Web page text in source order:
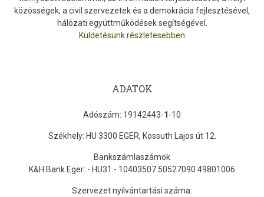
közösségek, a civil szervezetek és a demokrácia fejlesztésével,
hálózati együttműködések segítségével.
Küldetésünk részletesebben
ADATOK
Adószám: 19142443-1 -10
Székhely: HU 3300 EGER, Kossuth Lajos út 12.
Bankszámlaszámok
K&H Bank Eger: - HU31 - 10403507 50527090 49801006
Szervezet nyilvántartási száma: